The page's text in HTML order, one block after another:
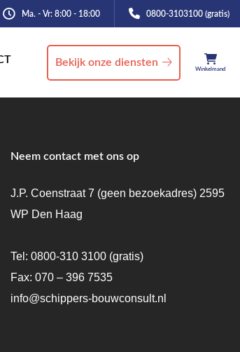
Ma. - Vr: 8:00 - 18:00 0800-3103100 (gratis)
Winkelmand
Bekijk onze diensten
Neem contact met ons op
J.P. Coenstraat 7 (geen bezoekadres) 2595
WP Den Haag
Tel: 0800-310 3100(gratis)
Fax: 070 – 396 7535
info@schippers-bouwconsult.nl